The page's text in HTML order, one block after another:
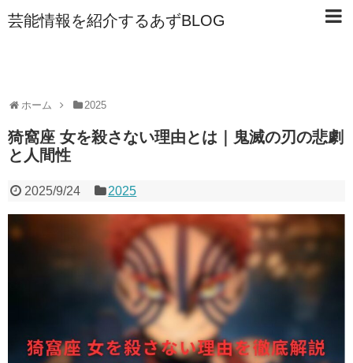
芸能情報を紹介するあずBLOG
ホーム 2025
猗窩座 女を殺さない理由とは｜鬼滅の刃の悲劇
と人間性
2025/9/24 2025